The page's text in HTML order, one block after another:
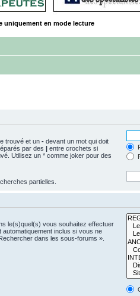
uniquement en mode lecture
trouvé et un - devant un mot qui doit
par des | entre crochets si
Utilisez un * comme joker pour des
partielles.
le(s)quel(s) vous souhaitez effectuer
inclus si vous ne
dans les sous-forums ».